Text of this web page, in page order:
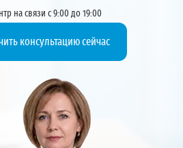
на связи с 9:00 до 19:00
консультацию сейчас